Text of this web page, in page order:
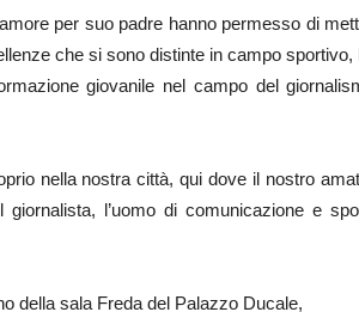
per suo padre hanno permesso di
che si sono distinte in campo sportivo,
giovanile nel campo del
nella nostra città, qui dove il nostro
l’uomo di comunicazione e
della sala Freda del Palazzo Ducale,